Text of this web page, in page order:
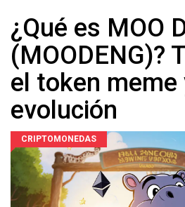
¿Qué es MOO
(MOODENG)?
el token meme
evolución
CRIPTOMONEDAS